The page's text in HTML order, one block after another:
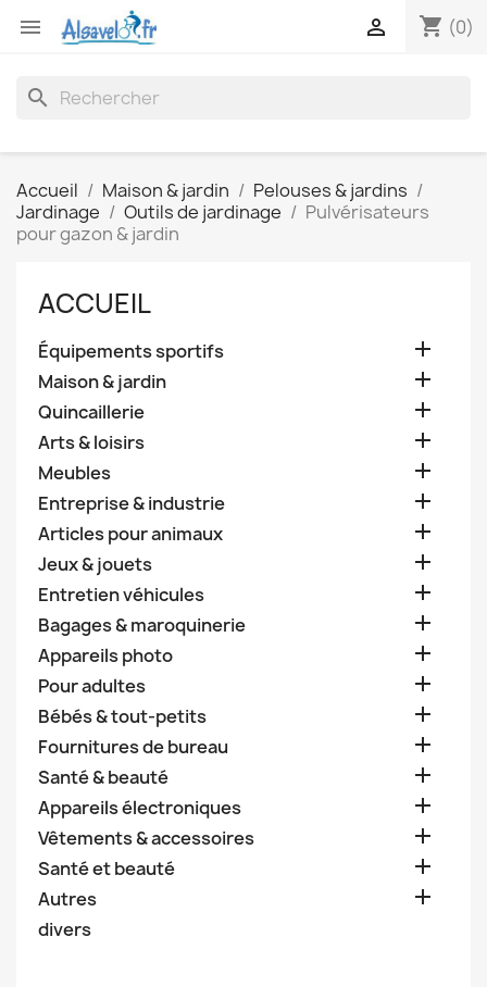
 shopping_cart (0)

search
Accueil Maison & jardin
Pelouses & jardins
Jardinage
Outils de jardinage
Pulvérisateurs
pour gazon & jardin
ACCUEIL
Équipements sportifs 
Maison & jardin 
Quincaillerie 
Arts & loisirs 
Meubles 
Entreprise & industrie 
Articles pour animaux 
Jeux & jouets 
Entretien véhicules 
Bagages & maroquinerie 
Appareils photo 
Pour adultes 
Bébés & tout-petits 
Fournitures de bureau 
Santé & beauté 
Appareils électroniques 
Vêtements & accessoires 
Santé et beauté 
Autres 
divers